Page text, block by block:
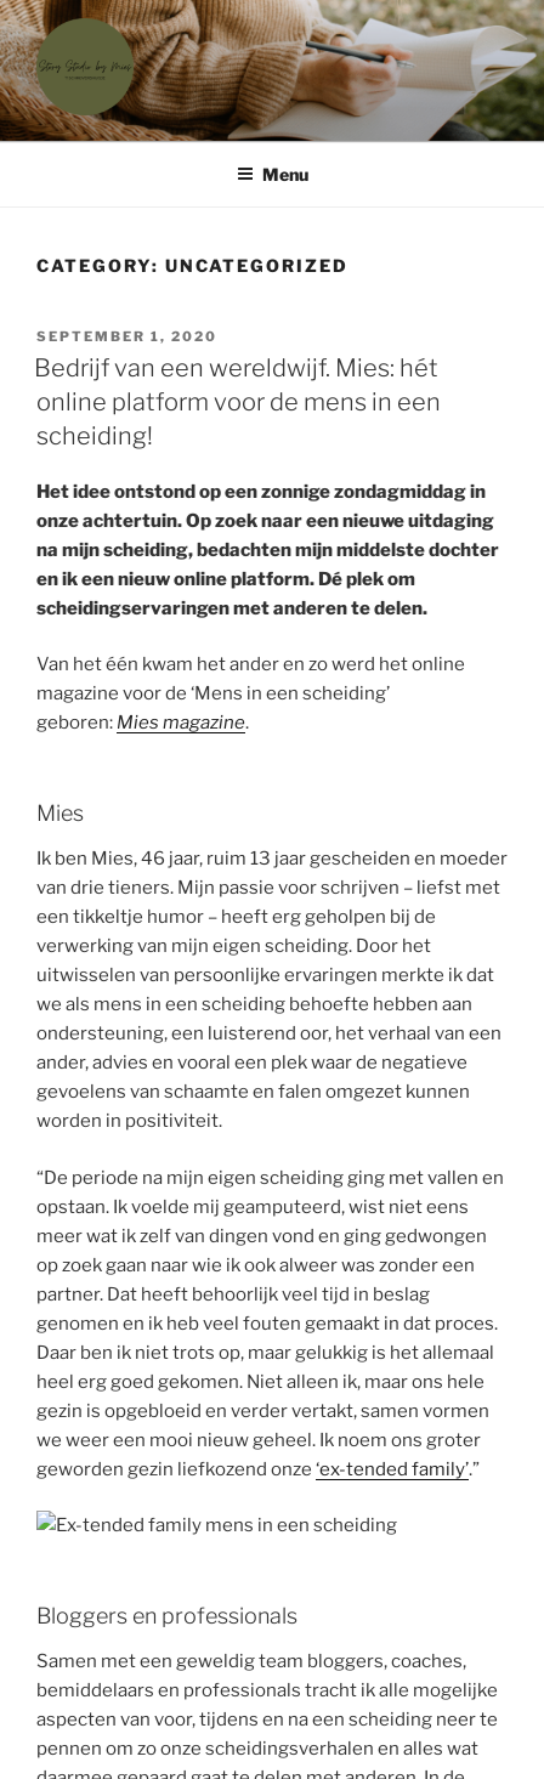
Skip
to
content
'T SCHRIJVERSHUISJE
Waar menselijke verhalen samenkomen
Menu
CATEGORY: UNCATEGORIZED
POSTED
ON
SEPTEMBER 1, 2020
Bedrijf van een wereldwijf. Mies: hét
online platform voor de mens in een
scheiding!
Het idee ontstond op een zonnige zondagmiddag in
onze achtertuin. Op zoek naar een nieuwe uitdaging
na mijn scheiding, bedachten mijn middelste dochter
en ik een nieuw online platform. Dé plek om
scheidingservaringen met anderen te delen.
Van het één kwam het ander en zo werd het online
magazine voor de ‘Mens in een scheiding’
geboren: Mies magazine.
Mies
Ik ben Mies, 46 jaar, ruim 13 jaar gescheiden en moeder
van drie tieners. Mijn passie voor schrijven – liefst met
een tikkeltje humor – heeft erg geholpen bij de
verwerking van mijn eigen scheiding. Door het
uitwisselen van persoonlijke ervaringen merkte ik dat
we als mens in een scheiding behoefte hebben aan
ondersteuning, een luisterend oor, het verhaal van een
ander, advies en vooral een plek waar de negatieve
gevoelens van schaamte en falen omgezet kunnen
worden in positiviteit.
“De periode na mijn eigen scheiding ging met vallen en
opstaan. Ik voelde mij geamputeerd, wist niet eens
meer wat ik zelf van dingen vond en ging gedwongen
op zoek gaan naar wie ik ook alweer was zonder een
partner. Dat heeft behoorlijk veel tijd in beslag
genomen en ik heb veel fouten gemaakt in dat proces.
Daar ben ik niet trots op, maar gelukkig is het allemaal
heel erg goed gekomen. Niet alleen ik, maar ons hele
gezin is opgebloeid en verder vertakt, samen vormen
we weer een mooi nieuw geheel. Ik noem ons groter
geworden gezin liefkozend onze ‘ex-tended family’.”
Bloggers en professionals
Samen met een geweldig team bloggers, coaches,
bemiddelaars en professionals tracht ik alle mogelijke
aspecten van voor, tijdens en na een scheiding neer te
pennen om zo onze scheidingsverhalen en alles wat